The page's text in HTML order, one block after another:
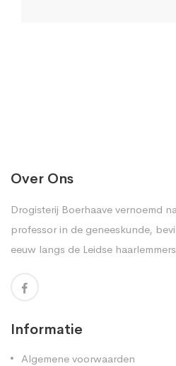
Over Ons
Drogisterij Boerhaave vernoemd
professor in de geneeskunde,
eeuw langs de Leidse
Informatie
Algemene voorwaarden